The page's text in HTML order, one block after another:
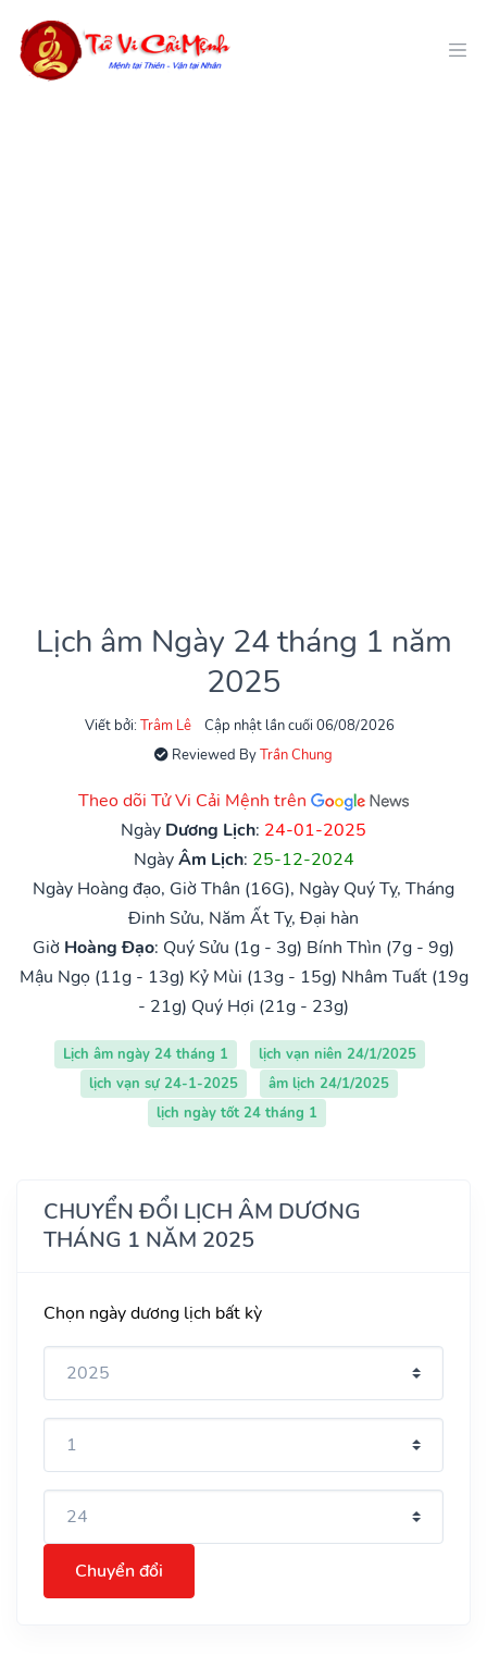
Lịch âm Ngày 24 tháng 1 năm
2025
Viết bởi: Trâm Lê
Cập nhật lần cuối 06/08/2026
Reviewed ByTrần Chung
Theo dõi Tử Vi Cải Mệnh trên
Ngày Dương Lịch: 24-01-2025
NgàyÂm Lịch: 25-12-2024
Ngày Hoàng đạo, Giờ Thân (16G), Ngày Quý Tỵ, Tháng
Đinh Sửu, Năm Ất Tỵ, Đại hàn
Giờ Hoàng Đạo: Quý Sửu (1g - 3g) Bính Thìn (7g - 9g)
Mậu Ngọ (11g - 13g) Kỷ Mùi (13g - 15g) Nhâm Tuất (19g
- 21g) Quý Hợi (21g - 23g)
Lịch âm ngày 24 tháng 1
lịch vạn niên 24/1/2025
lịch vạn sự 24-1-2025
âm lịch 24/1/2025
lịch ngày tốt 24 tháng 1
CHUYỂN ĐỔI LỊCH ÂM DƯƠNG
THÁNG 1 NĂM 2025
Chọn ngày dương lịch bất kỳ
Chuyển đổi